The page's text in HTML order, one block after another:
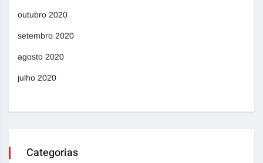
outubro 2020
setembro 2020
agosto 2020
julho 2020
Categorias